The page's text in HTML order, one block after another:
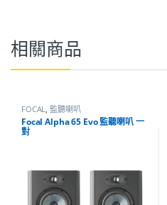
相關商品
FOCAL, 監聽喇叭
Focal Alpha 65 Evo 監聽喇叭 一
對